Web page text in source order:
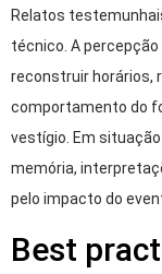
Relatos
técnico. A
reconstruir horários,
comportamento do
vestígio. Em
memória,
pelo impacto do
Best